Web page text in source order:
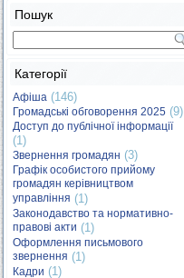
Пошук
Категорії
Афіша (146)
Громадські обговорення 2025 (9)
Доступ до публічної інформації
(1)
Звернення громадян (3)
Графік особистого прийому
громадян керівництвом
управління (1)
Законодавство та нормативно-
правові акти (1)
Оформлення письмового
звернення (1)
Кадри (1)